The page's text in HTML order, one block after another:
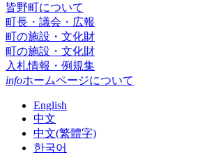
皆野町について
町長・議会・広報
町の施設・文化財
町の施設・文化財
入札情報・例規集
infoホームページについて
English
中文
中文(繁體字)
한국어